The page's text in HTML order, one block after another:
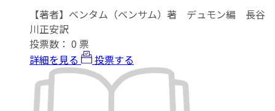
【著者】ベンタム（ベンサム）著 デュモン編 長谷
川正安訳
投票数： 0 票
詳細を見る
投票する